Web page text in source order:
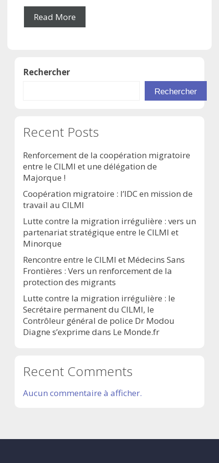
Read More
Rechercher
Rechercher
Recent Posts
Renforcement de la coopération migratoire
entre le CILMI et une délégation de
Majorque !
Coopération migratoire : l’IDC en mission de
travail au CILMI
Lutte contre la migration irrégulière : vers un
partenariat stratégique entre le CILMI et
Minorque
Rencontre entre le CILMI et Médecins Sans
Frontières : Vers un renforcement de la
protection des migrants
Lutte contre la migration irrégulière : le
Secrétaire permanent du CILMI, le
Contrôleur général de police Dr Modou
Diagne s’exprime dans Le Monde.fr
Recent Comments
Aucun commentaire à afficher.